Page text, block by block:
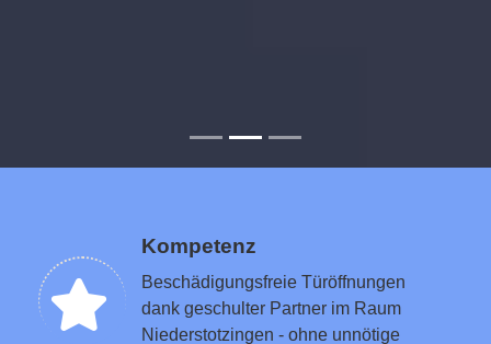
Kompetenz
Beschädigungsfreie Türöffnungen
dank geschulter Partner im Raum
Niederstotzingen - ohne unnötige